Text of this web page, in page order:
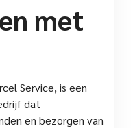
met
Service, is een
dat
en bezorgen van